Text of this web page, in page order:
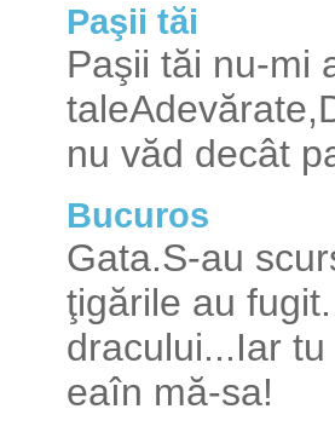
Paşii tăi
Paşii tăi nu-mi
nu văd decât
Bucuros
Gata.S-au
ţigările au
dracului...Iar
eaîn mă-sa!